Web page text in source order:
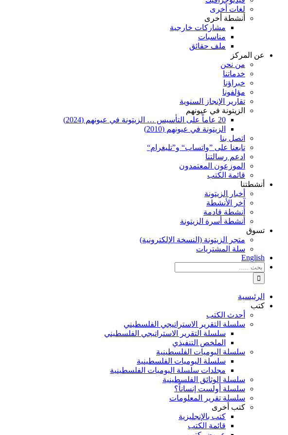
لغات أخرى
أنشطة أخرى
مشاركات خارجية
مناسبات
ملف حقائق
عن المركز
من نحن
خدماتنا
خبراؤنا
مؤلفونا
تقارير الإنجاز السنوية
الزيتونة في عيونهم
20 عاماً على التأسيس … الزيتونة في عيونهم (2024)
الزيتونة في عيونهم (2010)
اتصل بنا
تابعنا على ”واتساب“ و”تليغرام“
ادعم رسالتنا
الموزعون المعتمدون
قائمة الكتب
أنشطتنا
أخبار الزيتونة
آخر الأنشطة
أنشطة قادمة
أنشطة أسرة الزيتونة
تسوق
متجر الزيتونة (النسخة الإلكترونية)
سلة المشتريات
English
نتائج
البحث
بالنسبة
الي
:
الرئيسية
كتب
أحدث الكتب
سلسلة التقرير الاستراتيجي الفلسطيني
سلسلة التقرير الاستراتيجي الفلسطيني
الملخص التنفيذي
سلسلة اليوميات الفلسطينية
سلسلة اليوميات الفلسطينية
مجلدات سلسلة اليوميات الفلسطينية
سلسلة الوثائق الفلسطينية
سلسلة أولست إنساناً؟
سلسلة تقرير المعلومات
كتب أخرى
كتب بالإنجليزية
قائمة الكتب